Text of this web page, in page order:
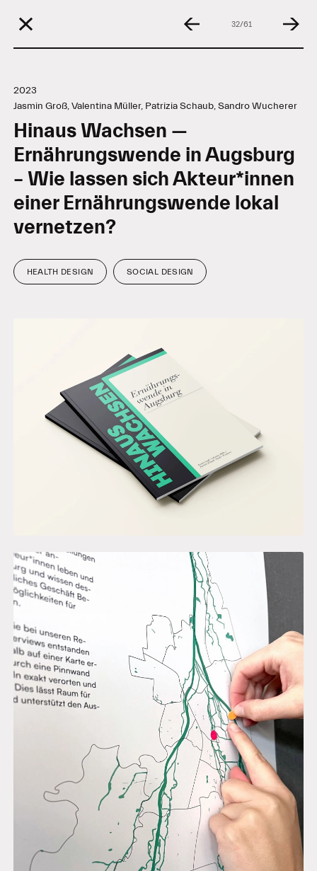
32/61
2023
Jasmin Groß, Valentina Müller, Patrizia Schaub, Sandro Wucherer
Hinaus Wachsen —
Ernährungswende in Augsburg
– Wie lassen sich Akteur*innen
einer Ernährungswende lokal
vernetzen?
TagsHEALTH DESIGN SOCIAL DESIGN